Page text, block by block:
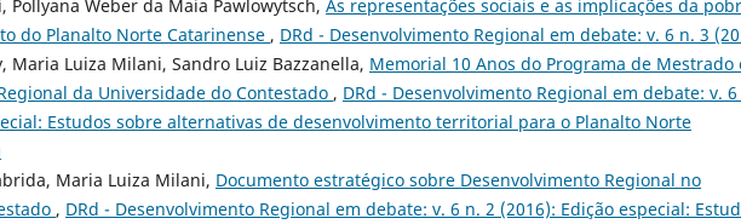
Pollyana Weber da Maia Pawlowytsch, As representações sociais e as implicações da
do Planalto Norte Catarinense , DRd - Desenvolvimento Regional em debate: v. 6 n. 3
Maria Luiza Milani, Sandro Luiz Bazzanella, Memorial 10 Anos do Programa de Mestrado
da Universidade do Contestado , DRd - Desenvolvimento Regional em debate: v. 6
Estudos sobre alternativas de desenvolvimento territorial para o Planalto Norte
Maria Luiza Milani, Documento estratégico sobre Desenvolvimento Regional no
, DRd - Desenvolvimento Regional em debate: v. 6 n. 2 (2016): Edição especial: